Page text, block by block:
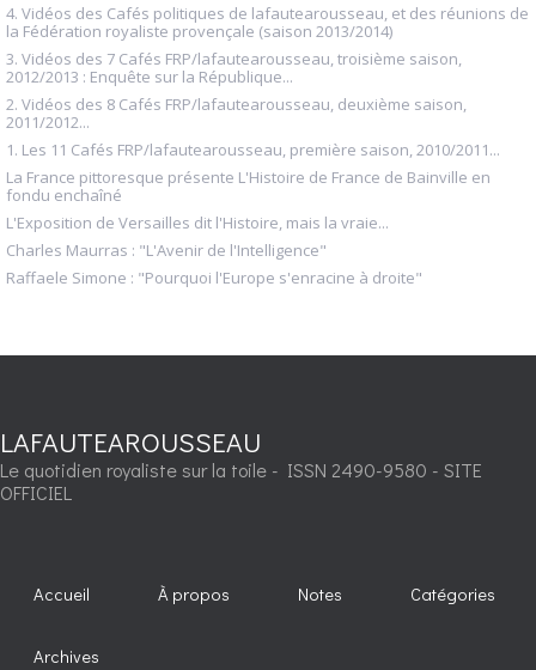
4. Vidéos des Cafés politiques de lafautearousseau, et des réunions de
la Fédération royaliste provençale (saison 2013/2014)
3. Vidéos des 7 Cafés FRP/lafautearousseau, troisième saison,
2012/2013 : Enquête sur la République...
2. Vidéos des 8 Cafés FRP/lafautearousseau, deuxième saison,
2011/2012...
1. Les 11 Cafés FRP/lafautearousseau, première saison, 2010/2011...
La France pittoresque présente L'Histoire de France de Bainville en
fondu enchaîné
L'Exposition de Versailles dit l'Histoire, mais la vraie...
Charles Maurras : "L'Avenir de l'Intelligence"
Raffaele Simone : "Pourquoi l'Europe s'enracine à droite"
LAFAUTEAROUSSEAU
Le quotidien royaliste sur la toile - ISSN 2490-9580 - SITE
OFFICIEL
Accueil À propos Notes Catégories
Archives